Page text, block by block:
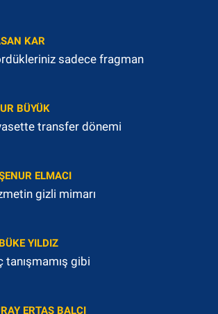
KAR
sadece fragman
BÜYÜK
transfer dönemi
ELMACI
gizli mimarı
YILDIZ
tanışmamış gibi
ERTAŞ BALCI